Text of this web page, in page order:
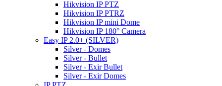
Hikvision IP PTZ
Hikvision IP PTRZ
Hikvision IP mini Dome
Hikvision IP 180° Camera
Easy IP 2.0+ (SILVER)
Silver - Domes
Silver - Bullet
Silver - Exir Bullet
Silver - Exir Domes